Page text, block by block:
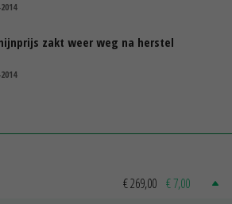
zakt weer weg na herstel
€ 269,00 € 7,00